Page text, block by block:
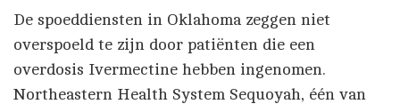
De spoeddiensten in Oklahoma zeggen niet
overspoeld te zijn door patiënten die een
overdosis Ivermectine hebben ingenomen.
Northeastern Health System Sequoyah, één van